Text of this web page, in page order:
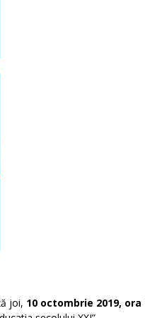
joi, 10 octombrie 2019, ora